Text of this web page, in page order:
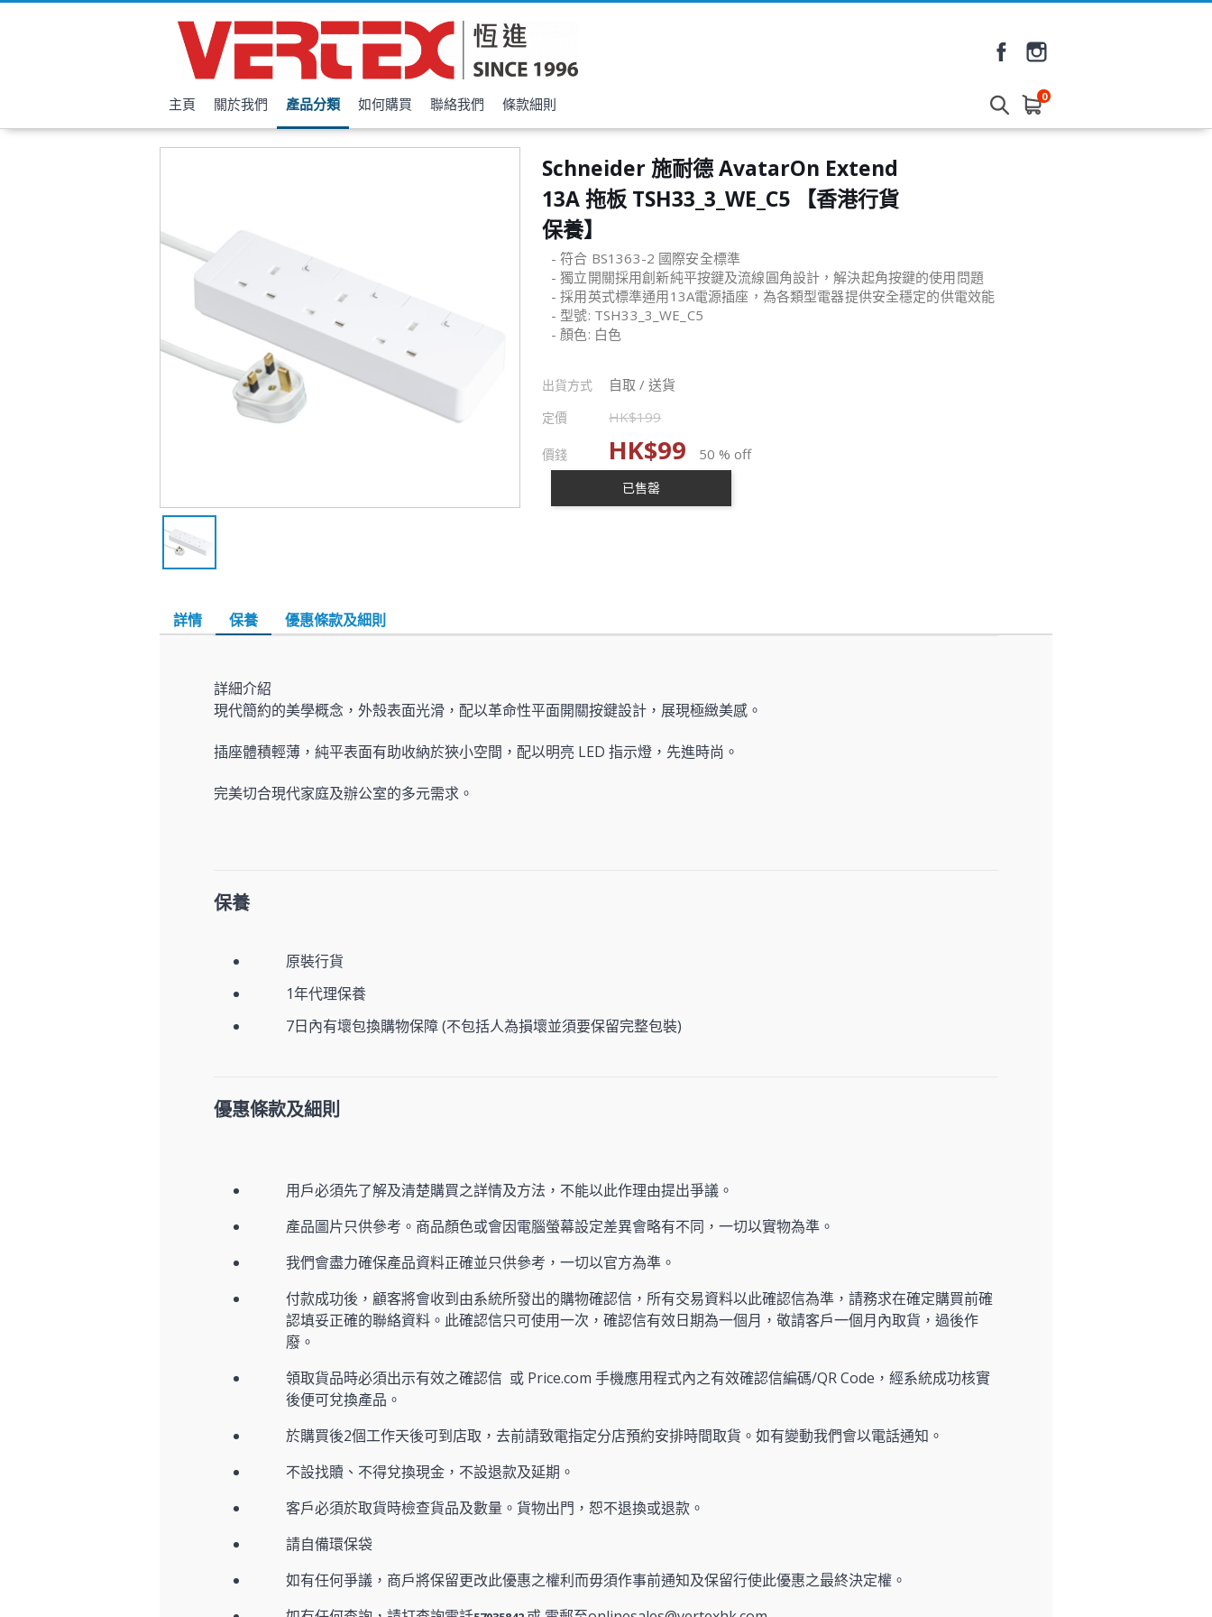
主頁 關於我們 產品分類 如何購買 聯絡我們 條款細則 0
Schneider 施耐德 AvatarOn Extend
13A 拖板 TSH33_3_WE_C5 【香港行貨
保養】
- 符合 BS1363-2 國際安全標準
- 獨立開關採用創新純平按鍵及流線圓角設計，解決起角按鍵的使用問題
- 採用英式標準通用13A電源插座，為各類型電器提供安全穩定的供電效能
- 型號: TSH33_3_WE_C5
- 顏色: 白色
出貨方式 自取 / 送貨
定價 HK$199
價錢 HK$99 50 % off
已售罄
詳情 保養 優惠條款及細則
詳細介紹
現代簡約的美學概念，外殼表面光滑，配以革命性平面開關按鍵設計，展現極緻美感。
插座體積輕薄，純平表面有助收納於狹小空間，配以明亮 LED 指示燈，先進時尚。
完美切合現代家庭及辦公室的多元需求。
保養
原裝行貨
1年代理保養
7日內有壞包換購物保障 (不包括人為損壞並須要保留完整包裝)
優惠條款及細則
用戶必須先了解及清楚購買之詳情及方法，不能以此作理由提出爭議。
產品圖片只供參考。商品顏色或會因電腦螢幕設定差異會略有不同，一切以實物為準。
我們會盡力確保產品資料正確並只供參考，一切以官方為準。
付款成功後，顧客將會收到由系統所發出的購物確認信，所有交易資料以此確認信為準，請務求在確定購買前確
認填妥正確的聯絡資料。此確認信只可使用一次，確認信有效日期為一個月，敬請客戶一個月內取貨，過後作
廢。
領取貨品時必須出示有效之確認信 或 Price.com 手機應用程式內之有效確認信編碼/QR Code，經系統成功核實
後便可兌換產品。
於購買後2個工作天後可到店取，去前請致電指定分店預約安排時間取貨。如有變動我們會以電話通知。
不設找贖、不得兌換現金，不設退款及延期。
客戶必須於取貨時檢查貨品及數量。貨物出門，恕不退換或退款。
請自備環保袋
如有任何爭議，商戶將保留更改此優惠之權利而毋須作事前通知及保留行使此優惠之最終決定權。